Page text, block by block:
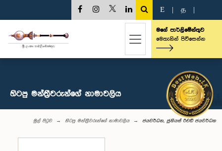
E த
මගේ පාර්ලිමේන්තුව
මෙතැනින් පිවිසෙන්න
හිටපු මන්ත්‍රීවරුන්ගේ නාමාවලිය
මුල් පිටුව හිටපු මන්ත්‍රීවරුන්ගේ නාමාවලිය ජයවර්ධන, ජූනියස් රිචඩ් ජයවර්ධන